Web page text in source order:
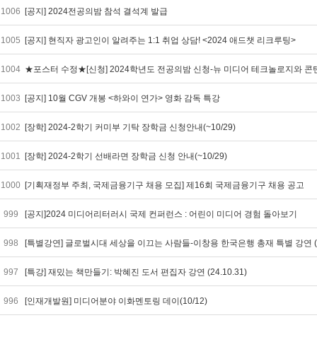
1006 [공지] 2024전공의밤 참석 결석계 발급
1005 [공지] 현직자 광고인이 알려주는 1:1 취업 상담! <2024 애드챗 리크루팅>
1004 ★포스터 수정★[신청] 2024학년도 전공의밤 신청-뉴 미디어 테크놀로지와
1003 [공지] 10월 CGV 개봉 <하와이 연가> 영화 감독 특강
1002 [장학] 2024-2학기 커미부 기탁 장학금 신청안내(~10/29)
1001 [장학] 2024-2학기 선배라면 장학금 신청 안내(~10/29)
1000 [기획재정부 주최, 국제금융기구 채용 모집] 제16회 국제금융기구 채용 공고
999 [공지]2024 미디어리터러시 국제 컨퍼런스 : 어린이 미디어 경험 돌아보기
998 [특별강연] 글로벌시대 세상을 이끄는 사람들-이창용 한국은행 총재 특별 강
997 [특강] 재밌는 책만들기: 박혜진 도서 편집자 강연 (24.10.31)
996 [인재개발원] 미디어분야 이화멘토링 데이(10/12)